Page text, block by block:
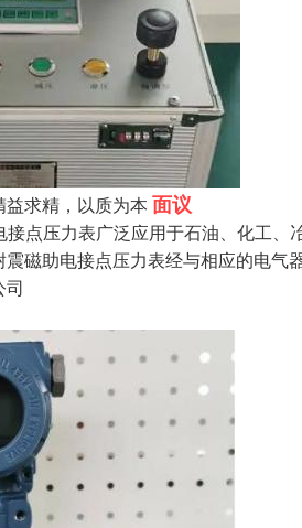
求精，以质为本 面议
接点压力表广泛应用于石油、化工
磁助电接点压力表经与相应的电气
司